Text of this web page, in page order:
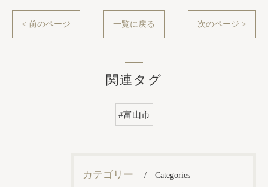
< 前のページ 一覧に戻る 次のページ >
関連タグ
#富山市
カテゴリー Categories